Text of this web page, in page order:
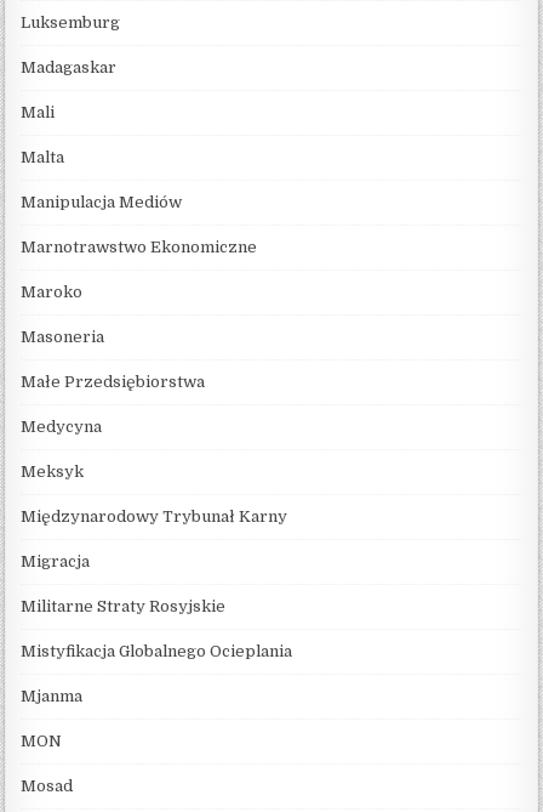
Luksemburg
Madagaskar
Mali
Malta
Manipulacja Mediów
Marnotrawstwo Ekonomiczne
Maroko
Masoneria
Małe Przedsiębiorstwa
Medycyna
Meksyk
Międzynarodowy Trybunał Karny
Migracja
Militarne Straty Rosyjskie
Mistyfikacja Globalnego Ocieplania
Mjanma
MON
Mosad